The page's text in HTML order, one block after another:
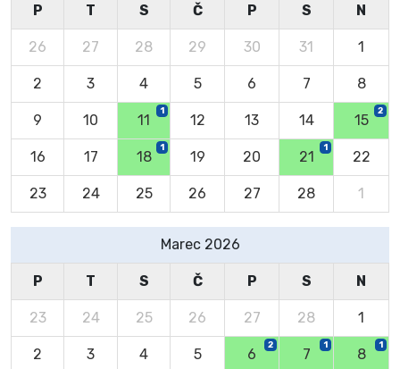
P T S Č P S N
26 27 28 29 30 31 1
2 3 4 5 6 7 8
9 10 11
1
12 13 14 15
2
16 17 18
1
19 20 21
1
22
23 24 25 26 27 28 1
Marec 2026
P T S Č P S N
23 24 25 26 27 28 1
2 3 4 5 6
2
7
1
8
1